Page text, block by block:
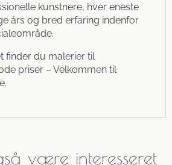
kunstnere, hver eneste
års og bred erfaring indenfor
finder du malerier til
priser – Velkommen til
være interesseret